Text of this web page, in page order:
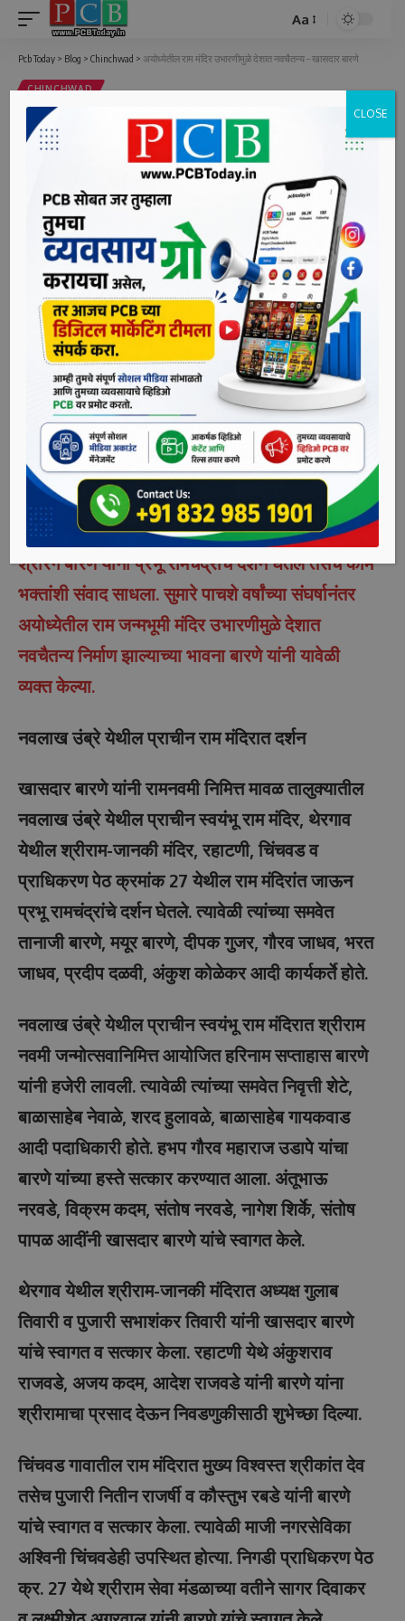
Font
Aa
Pcb Today > Blog > Chinchwad > अयोध्येतील राम मंदिर उभारणीमुळे देशात नवचैतन्य – खासदार बारणे
CHINCHWAD
अयोध्येतील राम मंदिर उभारणीमुळे देशात
नवचैतन्य – खासदार बारणे
Last updated: April 17, 2024 3:57 pm
bpcauthor
3 Min Read
शहरातील राम मंदिरांना भेट देत बारणे यांनी साधला
रामभक्तांशी संवाद
खासदार बारणे यांनी स्वतःच्या हाताने वाढला महाप्रसाद
चिंचवड, दि. 17 एप्रिल – श्रीराम नवमीनिमित्त शहरातील
विविध राम मंदिरांमध्ये जाऊन मावळ लोकसभा
मतदारसंघातील शिवसेना-भाजप-राष्ट्रवादी- मनसे-
आरपीआय- रासप मित्रपक्ष महायुतीचे उमेदवार खासदार
श्रीरंग बारणे यांनी प्रभू रामचंद्रांचे दर्शन घेतले तसेच काम
भक्तांशी संवाद साधला. सुमारे पाचशे वर्षांच्या संघर्षानंतर
अयोध्येतील राम जन्मभूमी मंदिर उभारणीमुळे देशात
नवचैतन्य निर्माण झाल्याच्या भावना बारणे यांनी यावेळी
व्यक्त केल्या.
नवलाख उंब्रे येथील प्राचीन राम मंदिरात दर्शन
खासदार बारणे यांनी रामनवमी निमित्त मावळ तालुक्यातील
नवलाख उंब्रे येथील प्राचीन स्वयंभू राम मंदिर, थेरगाव
येथील श्रीराम-जानकी मंदिर, रहाटणी, चिंचवड व
प्राधिकरण पेठ क्रमांक 27 येथील राम मंदिरांत जाऊन
प्रभू रामचंद्रांचे दर्शन घेतले. त्यावेळी त्यांच्या समवेत
तानाजी बारणे, मयूर बारणे, दीपक गुजर, गौरव जाधव, भरत
जाधव, प्रदीप दळवी, अंकुश कोळेकर आदी कार्यकर्ते होते.
नवलाख उंब्रे येथील प्राचीन स्वयंभू राम मंदिरात श्रीराम
नवमी जन्मोत्सवानिमित्त आयोजित हरिनाम सप्ताहास बारणे
यांनी हजेरी लावली. त्यावेळी त्यांच्या समवेत निवृत्ती शेटे,
बाळासाहेब नेवाळे, शरद हुलावळे, बाळासाहेब गायकवाड
आदी पदाधिकारी होते. हभप गौरव महाराज उडापे यांचा
बारणे यांच्या हस्ते सत्कार करण्यात आला. अंतूभाऊ
नरवडे, विक्रम कदम, संतोष नरवडे, नागेश शिर्के, संतोष
पापळ आदींनी खासदार बारणे यांचे स्वागत केले.
थेरगाव येथील श्रीराम-जानकी मंदिरात अध्यक्ष गुलाब
तिवारी व पुजारी सभाशंकर तिवारी यांनी खासदार बारणे
यांचे स्वागत व सत्कार केला. रहाटणी येथे अंकुशराव
राजवडे, अजय कदम, आदेश राजवडे यांनी बारणे यांना
श्रीरामाचा प्रसाद देऊन निवडणुकीसाठी शुभेच्छा दिल्या.
चिंचवड गावातील राम मंदिरात मुख्य विश्वस्त श्रीकांत देव
तसेच पुजारी नितीन राजर्षी व कौस्तुभ रबडे यांनी बारणे
यांचे स्वागत व सत्कार केला.‌ त्यावेळी माजी नगरसेविका
अश्विनी चिंचवडेही उपस्थित होत्या. निगडी प्राधिकरण पेठ
क्र. 27 येथे श्रीराम सेवा मंडळाच्या वतीने सागर दिवाकर
CLOSE